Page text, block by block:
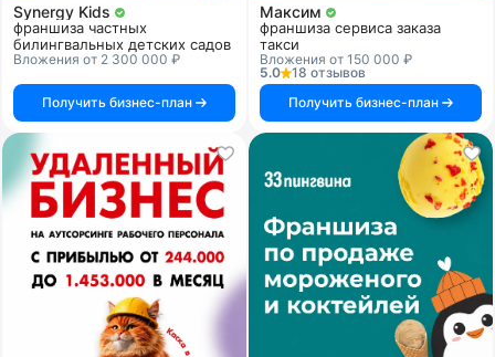
Synergy Kids
франшиза частных
билингвальных детских садов
Вложения от 2 300 000 ₽
Получить бизнес-план
Максим
франшиза сервиса заказа
такси
Вложения от 150 000 ₽
5.0
18 отзывов
Получить бизнес-план